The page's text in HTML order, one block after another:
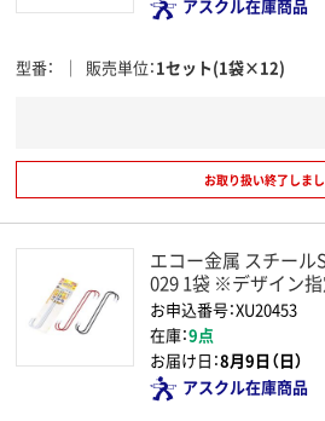
アスクル在庫商品
型番 販売単位 1セット(1袋×12)
お取り扱い終了しま
エコー金属 スチール
029 1袋 ※デザイン
お申込番号：XU20453
在庫：9点
お届け日：8月9日（日）
アスクル在庫商品